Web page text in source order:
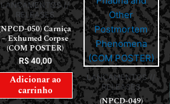
LANÇAMENTOS //
RELEASES
050) Carniça
– Exhumed Corpse
(COM POSTER)
R$40,00
Adicionar ao
carrinho
LANÇAMENTOS //
RELEASES
(NPCD-049)